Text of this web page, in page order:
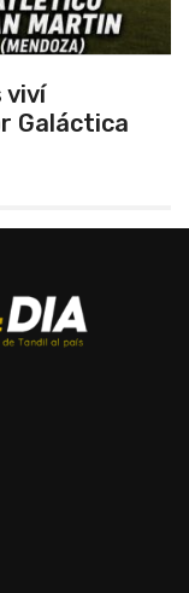
de hockey